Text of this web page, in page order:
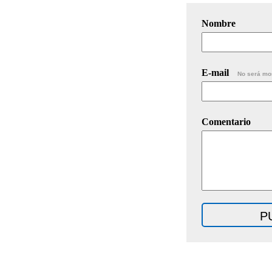
Nombre
E-mail No será
Comentario